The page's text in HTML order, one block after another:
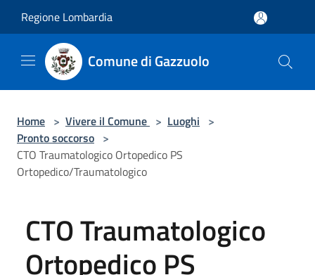
Regione Lombardia
Comune di Gazzuolo
Home > Vivere il Comune > Luoghi >
Pronto soccorso >
CTO Traumatologico Ortopedico PS
Ortopedico/Traumatologico
CTO Traumatologico
Ortopedico PS